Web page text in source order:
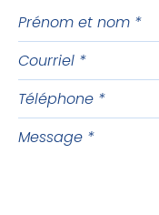
Prénom
nom
Courriel
Téléphone
Message